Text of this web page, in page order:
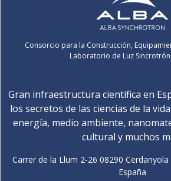
Consorcio para la Construcción,
Laboratorio de Luz Sincrotrón
Gran infraestructura científica en
los secretos de las ciencias de la
energía, medio ambiente,
cultural y muchos
Carrer de la Llum 2-26 08290
España